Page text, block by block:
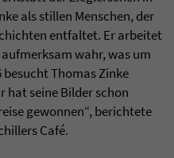
als stillen Menschen, der
entfaltet. Er arbeitet
wahr, was um
besucht Thomas Zinke
hat seine Bilder schon
gewonnen“, berichtete
Café.